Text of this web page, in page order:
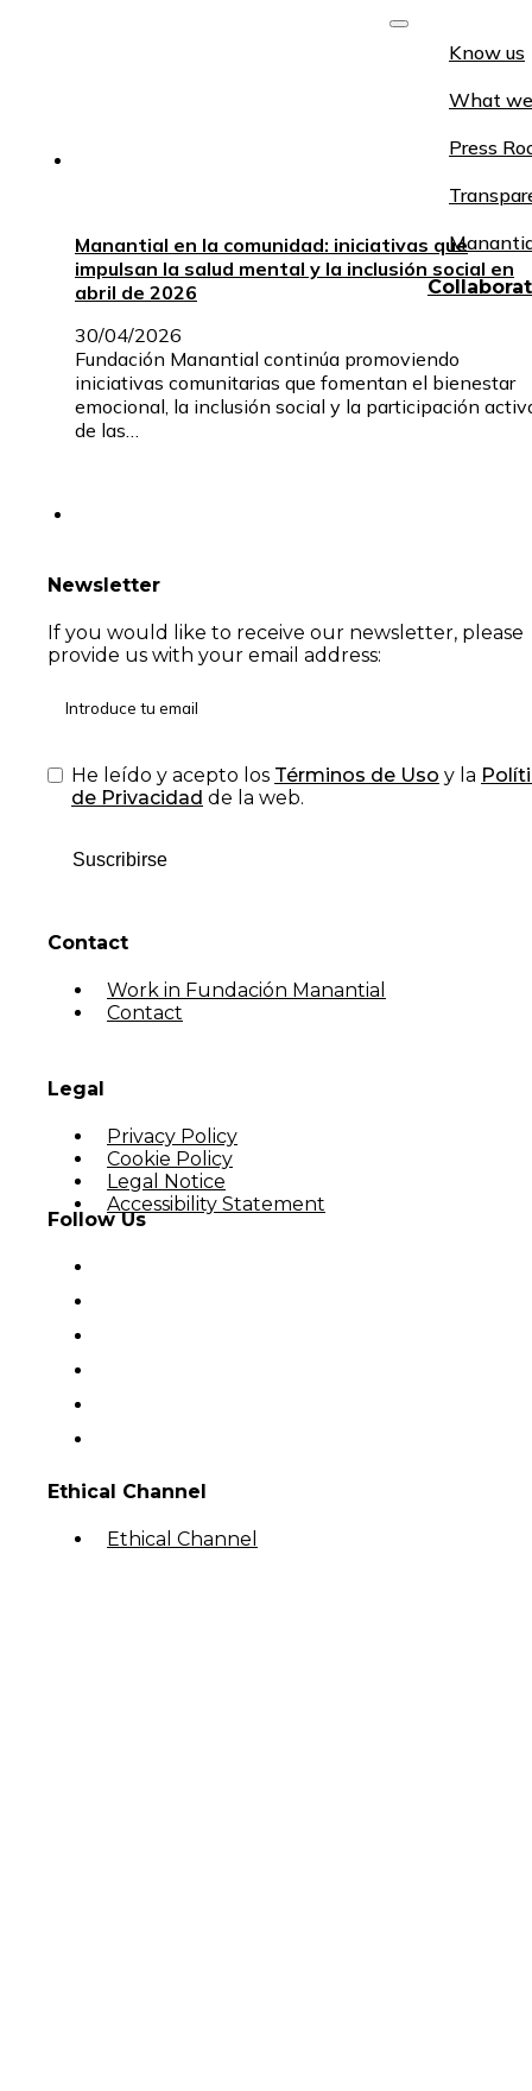
Know us
What
Press
Manantial en la comunidad: iniciativas que
impulsan la salud mental y la inclusión social en
abril de 2026
30/04/2026
Fundación Manantial continúa promoviendo
iniciativas comunitarias que fomentan el bienestar
emocional, la inclusión social y la participación
de las…
Newsletter
If you would like to receive our newsletter, please
provide us with your email address:
He leído y acepto los Términos de Uso y la
de Privacidad de la web.
Suscribirse
Contact
Work in Fundación Manantial
Contact
Legal
Privacy Policy
Cookie Policy
Legal Notice
Accessibility Statement
Follow Us
Ethical Channel
Ethical Channel